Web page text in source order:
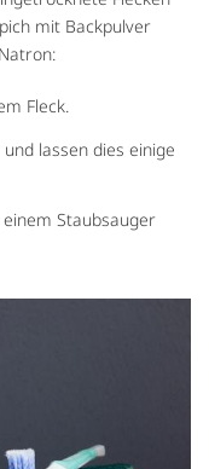
mit Backpulver
Fleck.
lassen dies einige
Staubsauger